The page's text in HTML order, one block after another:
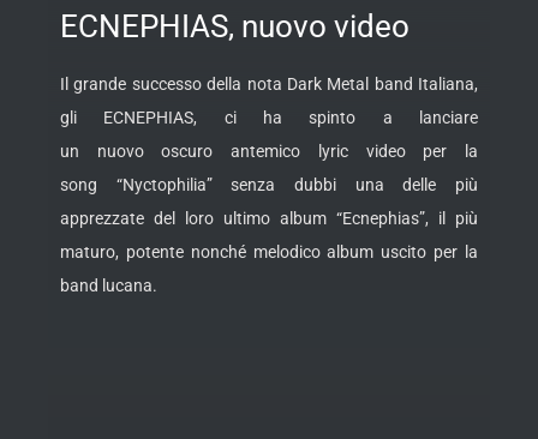
ECNEPHIAS, nuovo video
Il grande successo della nota Dark Metal band Italiana,
gli ECNEPHIAS, ci ha spinto a lanciare
un nuovo oscuro antemico lyric video per la
song “Nyctophilia” senza dubbi una delle più
apprezzate del loro ultimo album “Ecnephias”, il più
maturo, potente nonché melodico album uscito per la
band lucana.